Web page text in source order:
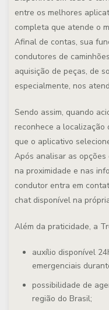
entre os melhores
completa que atende o
Afinal de contas, sua
condutores de
aquisição de peças, de
especialmente, nos
Sendo assim, quando
reconhece a localização
que o aplicativo
Após analisar as
na proximidade e nas
condutor entra em
chat disponível na
Além da praticidade, a
auxílio disponível
emergenciais
possibilidade de
região do Brasil;